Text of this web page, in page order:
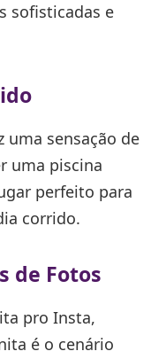
sofisticadas e
uma sensação de
uma piscina
perfeito para
corrido.
de Fotos
pro Insta,
é o cenário